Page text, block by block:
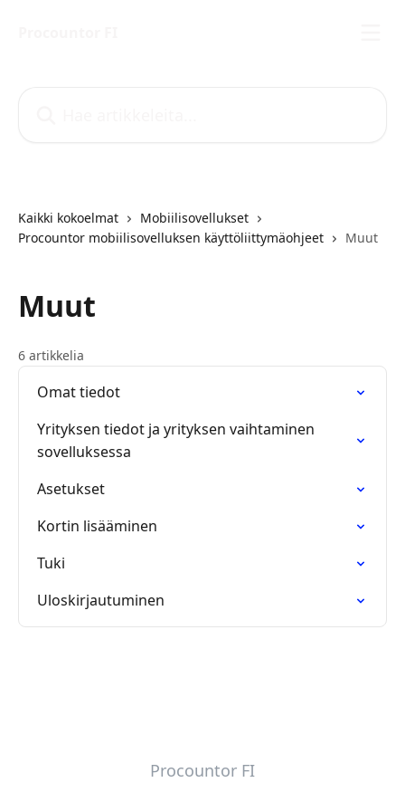
Kaikki kokoelmat
Mobiilisovellukset
Procountor mobiilisovelluksen käyttöliittymäohjeet
Muut
Muut
6 artikkelia
Omat tiedot
Yrityksen tiedot ja yrityksen vaihtaminen
sovelluksessa
Asetukset
Kortin lisääminen
Tuki
Uloskirjautuminen
Procountor FI